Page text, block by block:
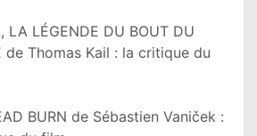
LA LÉGENDE DU BOUT DU
de Thomas Kail : la critique du
BURN de Sébastien Vaniček :